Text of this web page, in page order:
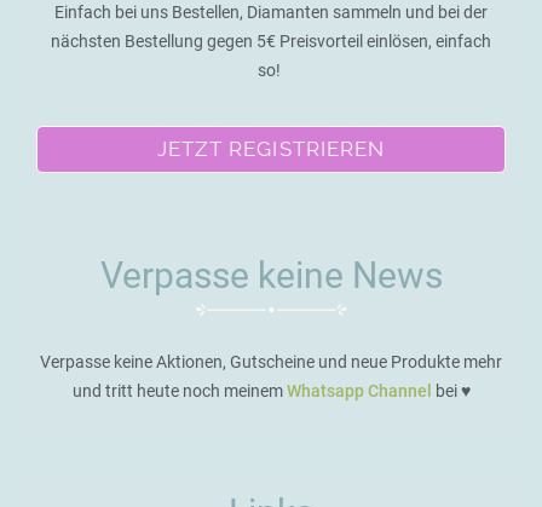
Einfach bei uns Bestellen, Diamanten sammeln und bei der
nächsten Bestellung gegen 5€ Preisvorteil einlösen, einfach
so!
JETZT REGISTRIEREN
Verpasse keine News
Verpasse keine Aktionen, Gutscheine und neue Produkte mehr
und tritt heute noch meinemWhatsapp Channel bei ♥️